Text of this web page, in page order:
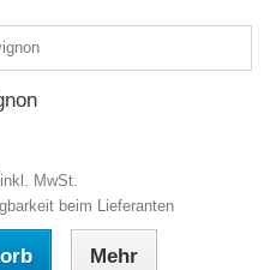
inkl. MwSt.
beim Lieferanten
Mehr